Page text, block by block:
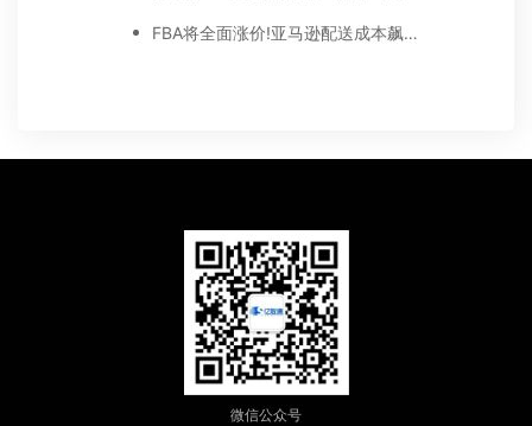
FBA将全面涨价!亚马逊配送成本飙升60%+!
微信公众号